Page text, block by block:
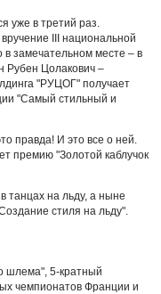
уже в третий раз.
III национальной
в замечательном месте – в
Рубен Цолакович –
"РУЦОГ" получает
"Самый стильный и
правда! И это все о ней.
премию "Золотой каблучок
танцах на льду, а ныне
стиля на льду".
шлема", 5-кратный
чемпионатов Франции и